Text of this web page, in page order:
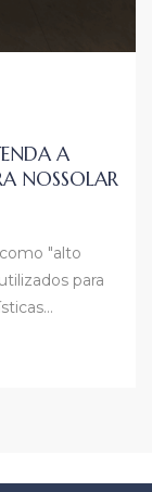
A
NOSSOLAR
"alto
para